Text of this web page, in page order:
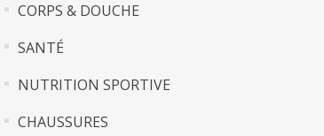
CORPS & DOUCHE
SANTÉ
NUTRITION SPORTIVE
CHAUSSURES